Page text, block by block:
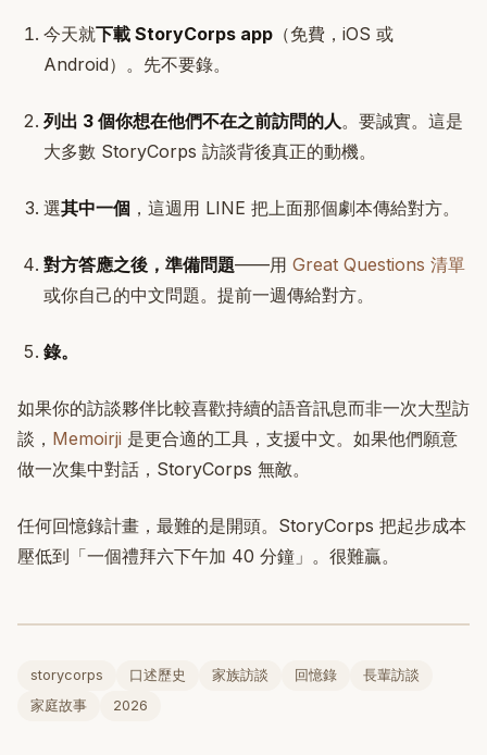
今天就下載 StoryCorps app （免費，iOS 或
Android）。先不要錄。
列出 3 個你想在他們不在之前訪問的人。要誠實。這是
大多數 StoryCorps 訪談背後真正的動機。
選其中一個 ，這週用 LINE 把上面那個劇本傳給對方。
對方答應之後，準備問題——用 Great Questions 清單
或你自己的中文問題。提前一週傳給對方。
錄。
如果你的訪談夥伴比較喜歡持續的語音訊息而非一次大型訪
談， Memoirji 是更合適的工具，支援中文。如果他們願意
做一次集中對話，StoryCorps 無敵。
任何回憶錄計畫，最難的是開頭。StoryCorps 把起步成本
壓低到「一個禮拜六下午加 40 分鐘」。很難贏。
storycorps 口述歷史 家族訪談 回憶錄
長輩訪談
家庭故事
2026